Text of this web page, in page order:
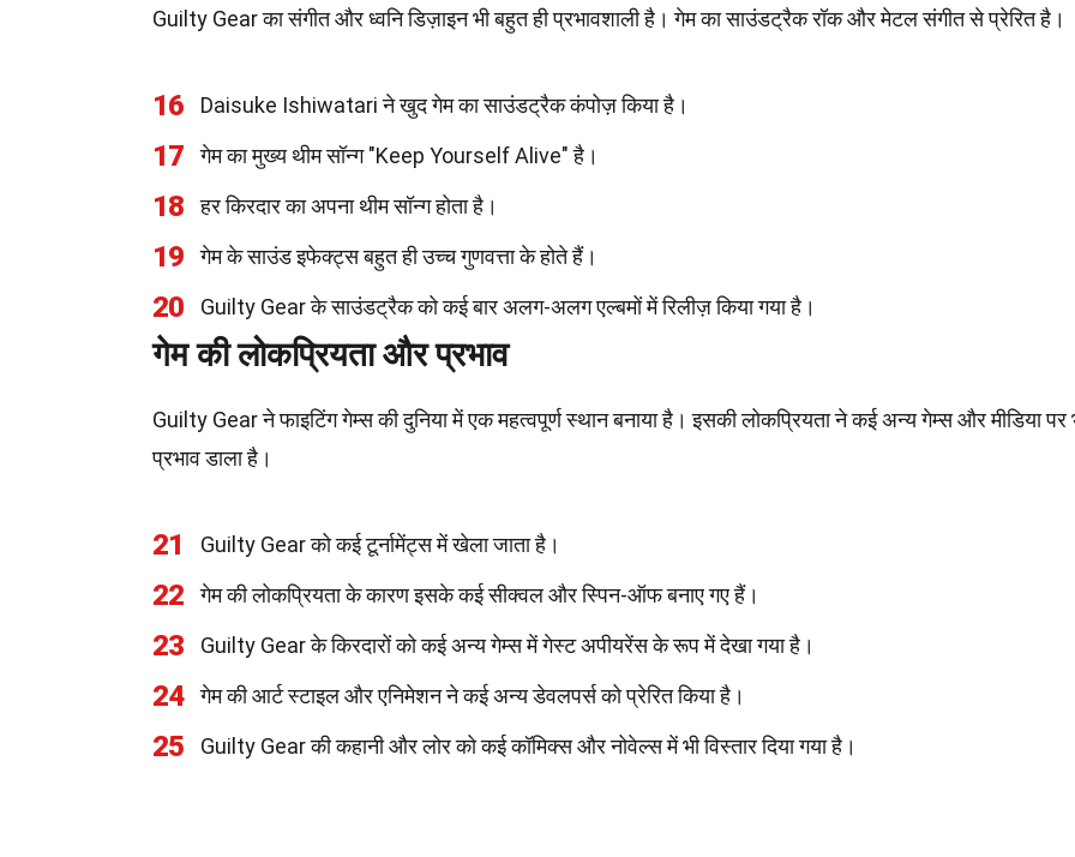
Guilty Gear का संगीत और ध्वनि डिज़ाइन भी बहुत ही प्रभावशाली है। गेम का साउंडट्रैक रॉक और मेटल संगीत से प्रेरित है।
16 Daisuke Ishiwatari ने खुद गेम का साउंडट्रैक कंपोज़ किया है।
17 गेम का मुख्य थीम सॉन्ग "Keep Yourself Alive" है।
18 हर किरदार का अपना थीम सॉन्ग होता है।
19 गेम के साउंड इफेक्ट्स बहुत ही उच्च गुणवत्ता के होते हैं।
20 Guilty Gear के साउंडट्रैक को कई बार अलग-अलग एल्बमों में रिलीज़ किया गया है।
गेम की लोकप्रियता और प्रभाव
Guilty Gear ने फाइटिंग गेम्स की दुनिया में एक महत्वपूर्ण स्थान बनाया है। इसकी लोकप्रियता ने कई अन्य गेम्स और मीडिया पर
प्रभाव डाला है।
21 Guilty Gear को कई टूर्नामेंट्स में खेला जाता है।
22 गेम की लोकप्रियता के कारण इसके कई सीक्वल और स्पिन-ऑफ बनाए गए हैं।
23 Guilty Gear के किरदारों को कई अन्य गेम्स में गेस्ट अपीयरेंस के रूप में देखा गया है।
24 गेम की आर्ट स्टाइल और एनिमेशन ने कई अन्य डेवलपर्स को प्रेरित किया है।
25 Guilty Gear की कहानी और लोर को कई कॉमिक्स और नोवेल्स में भी विस्तार दिया गया है।